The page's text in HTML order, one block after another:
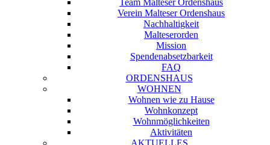
Team Malteser Ordenshaus
Verein Malteser Ordenshaus
Nachhaltigkeit
Malteserorden
Mission
Spendenabsetzbarkeit
FAQ
ORDENSHAUS
WOHNEN
Wohnen wie zu Hause
Wohnkonzept
Wohnmöglichkeiten
Aktivitäten
AKTUELLES